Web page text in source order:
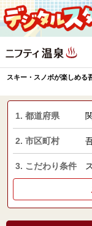
スキー・スノボが楽しめる
1. 都道府県
2. 市区町村
3. こだわり条件